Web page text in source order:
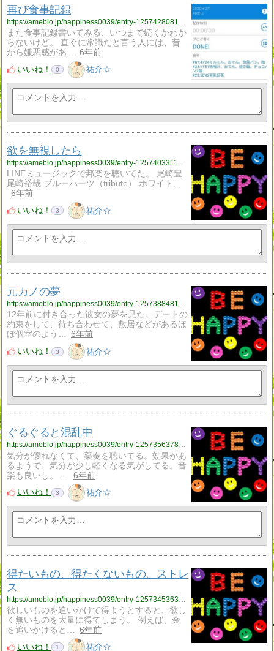
再び食事記録
また食事記録書いてみる、いつまで続くかわか
らないけど。 直ぐに常識だと言う人には、昔
から嫌悪感があ…
6年前
いいね！
0 祐介☆
欲を無視したら
https://ameblo.jp/happiness0039/entry-12574033118.html
LINEミュージックで邦楽を聴いてた。 尾崎豊
尾崎裕哉 ブルーハーツ（tribute） ホワイト…
6年前
いいね！
3 祐介☆
元カノの夢
https://ameblo.jp/happiness0039/entry-12573884813.html
12年前に付き合った彼女の夢を見た。デートの
約束をして、待ち合わせて、敷居などがあるほ
ぼ個室のよう…
6年前
いいね！
3 祐介☆
ぐるぐると混乱中
https://ameblo.jp/happiness0039/entry-12573563784.html
気分が優れなくて、薬奏を聴いてる。効果があ
るようで、気分が少し軽くなる気がしてる。音
楽も良いし。 …
6年前
いいね！
3 祐介☆
得たいもの、得たくないもの、ストレ
ス
欲しいものを追いかけて得ようとすると、欲し
く無いものを大量に得てしまう。 例えば、金
を追いかけると…
6年前
いいね！
1 祐介☆